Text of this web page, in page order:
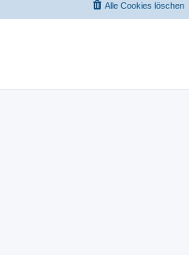
Alle Cookies löschen